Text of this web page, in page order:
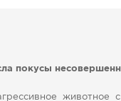
покусы
животное